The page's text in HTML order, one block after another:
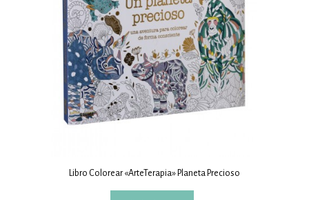
Libro Colorear «ArteTerapia» Planeta Precioso